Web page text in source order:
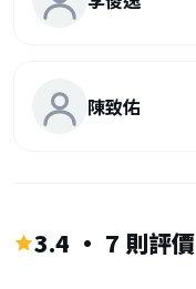
陳致佑
3.4 · 7 則評價